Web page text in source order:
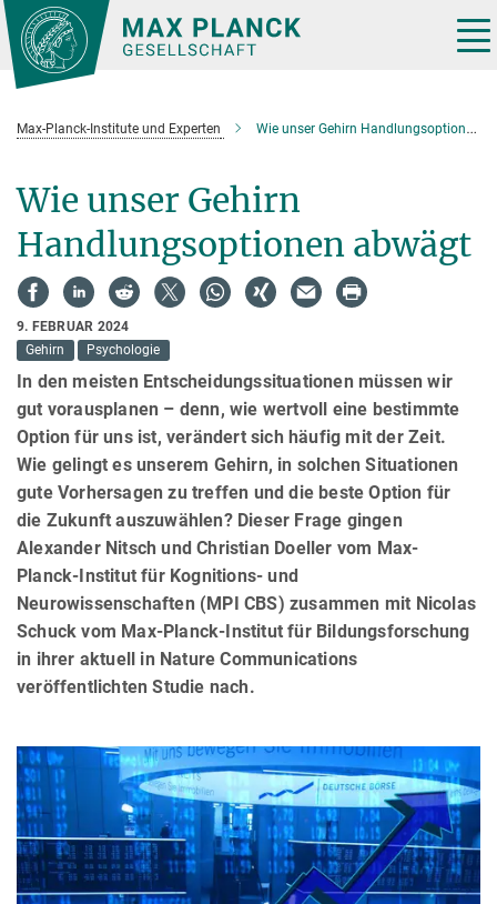
Hauptinhalt
Max-Planck-Institute und Experten Wie unser Gehirn Handlungsoptionen abwägt
Wie unser Gehirn
Handlungsoptionen abwägt
9. FEBRUAR 2024
Gehirn
Psychologie
In den meisten Entscheidungssituationen müssen wir
gut vorausplanen – denn, wie wertvoll eine bestimmte
Option für uns ist, verändert sich häufig mit der Zeit.
Wie gelingt es unserem Gehirn, in solchen Situationen
gute Vorhersagen zu treffen und die beste Option für
die Zukunft auszuwählen? Dieser Frage gingen
Alexander Nitsch und Christian Doeller vom Max-
Planck-Institut für Kognitions- und
Neurowissenschaften (MPI CBS) zusammen mit Nicolas
Schuck vom Max-Planck-Institut für Bildungsforschung
in ihrer aktuell in Nature Communications
veröffentlichten Studie nach.